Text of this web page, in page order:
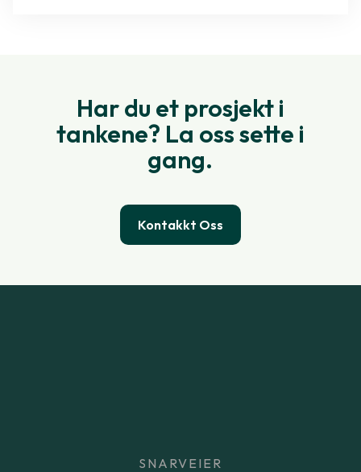
Har du et prosjekt i
tankene? La oss sette i
gang.
Kontakkt Oss
SNARVEIER